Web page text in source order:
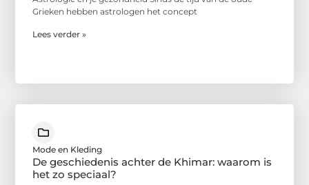
Grieken hebben astrologen het concept
Lees verder »
Mode en Kleding
De geschiedenis achter de Khimar: waarom is
het zo speciaal?